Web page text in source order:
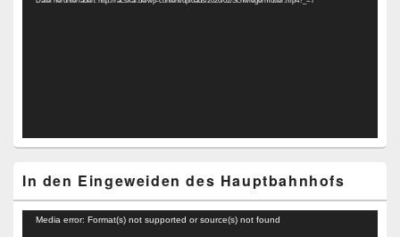
In den Eingeweiden des Hauptbahnhofs
Video-
Media error: Format(s) not supported or source(s) not found